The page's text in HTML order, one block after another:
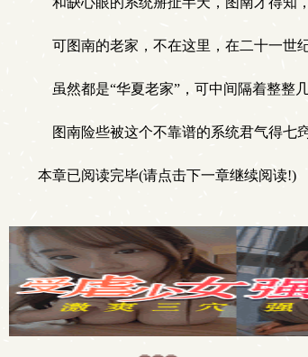
可图南的老家，不在这里，在二十一世
虽然都是“华夏老家”，可中间隔着整整
图南险些被这个不靠谱的系统君气得七
本章已阅读完毕(请点击下一章继续阅读!)